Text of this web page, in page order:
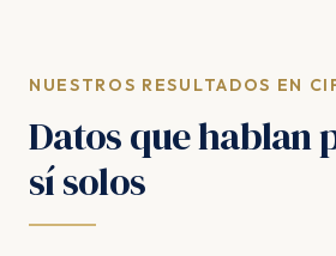
NUESTROS RESULTADOS EN
Datos que hablan
sí solos